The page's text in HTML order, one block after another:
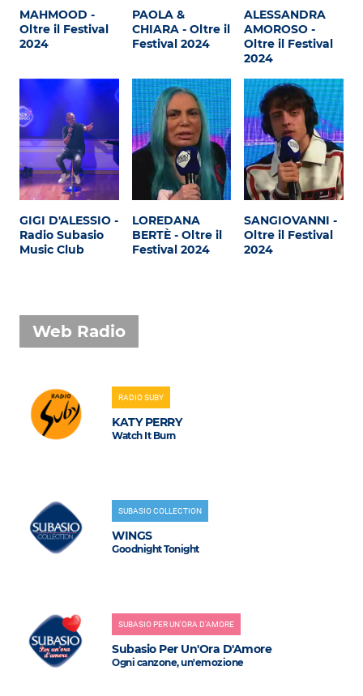
Cultura
Attualità
Costume
Extra
Eventi
MAHMOOD -
Oltre il Festival
2024
PAOLA &
CHIARA - Oltre il
Festival 2024
ALESSANDRA
AMOROSO -
Oltre il Festival
2024
GIGI D'ALESSIO -
Radio Subasio
Music Club
LOREDANA
BERTÈ - Oltre il
Festival 2024
SANGIOVANNI -
Oltre il Festival
2024
Web Radio
RADIO SUBY
KATY PERRY
Watch It Burn
SUBASIO COLLECTION
WINGS
Goodnight Tonight
SUBASIO PER UN'ORA D'AMORE
Subasio Per Un'Ora D'Amore
Ogni canzone, un'emozione